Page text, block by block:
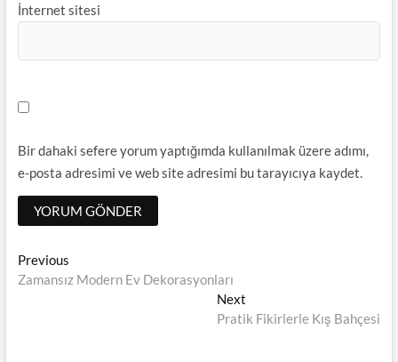
İnternet sitesi
Bir dahaki sefere yorum yaptığımda kullanılmak üzere adımı,
e-posta adresimi ve web site adresimi bu tarayıcıya kaydet.
Yazı
dolaşımı
PreviousPrevious
post:
Zamansız Modern Ev Dekorasyonları
Next
post:
Pratik Fikirlerle Kış Bahçesi